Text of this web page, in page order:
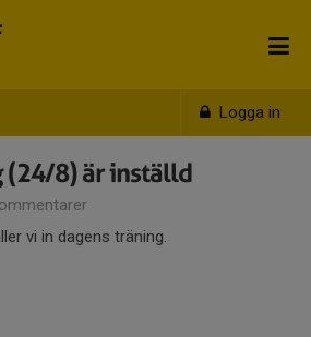
Logga in
(24/8) är inställd
vi in dagens träning.